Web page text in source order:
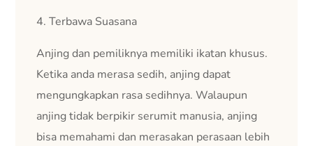
4. Terbawa Suasana
Anjing dan pemiliknya memiliki ikatan khusus.
Ketika anda merasa sedih, anjing dapat
mengungkapkan rasa sedihnya. Walaupun
anjing tidak berpikir serumit manusia, anjing
bisa memahami dan merasakan perasaan lebih